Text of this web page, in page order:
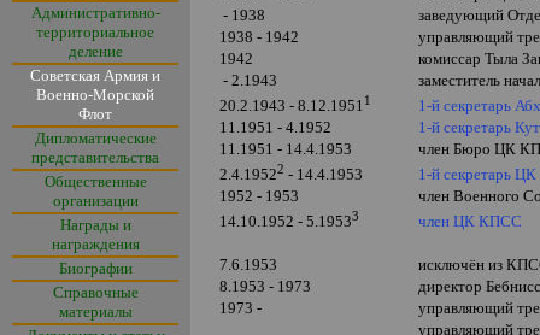
Административно-
территориальное
деление
Советская Армия и
Военно-Морской
Флот
Дипломатические
представительства
Общественные
организации
Награды и
награждения
Биографии
Справочные
материалы
- 1938
заведующий
1938 - 1942
управляющий
1942
комиссар Тыла
- 2.1943
заместитель
20.2.1943 - 8.12.19511
1-й секретарь
11.1951 - 4.1952
1-й секретарь
11.1951 - 14.4.1953
член Бюро ЦК
2.4.19522 - 14.4.1953
1-й секретарь
1952 - 1953
член Военного
14.10.1952 -5.19533 член ЦК КПСС
7.6.1953
исключён из
8.1953 - 1973
директор
1973 -
управляющий
управляющий